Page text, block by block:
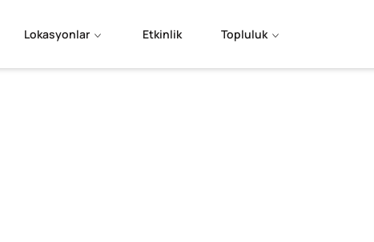
Lokasyonlar Etkinlik Topluluk